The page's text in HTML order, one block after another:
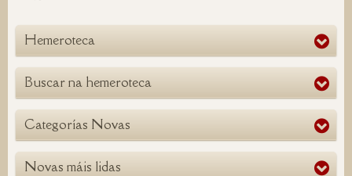
Hemeroteca
Buscar na hemeroteca
Categorías Novas
Novas máis lidas